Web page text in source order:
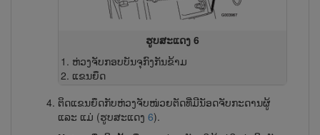
ຮູບສະແດງ 6
ຫ່ວງ​ຈັບກອບບັນຈຸກົງກັນຂ້າມ
ແຂນຍຶດ
ຕິດແຂນຍຶດກັບຫ່ວງ​ຈັບໜ່ວຍຕັດທີ່ມີນັອດຈັບກະດານຜູ້
ແລະ ແມ່ (ຮູບສະແດງ 6).